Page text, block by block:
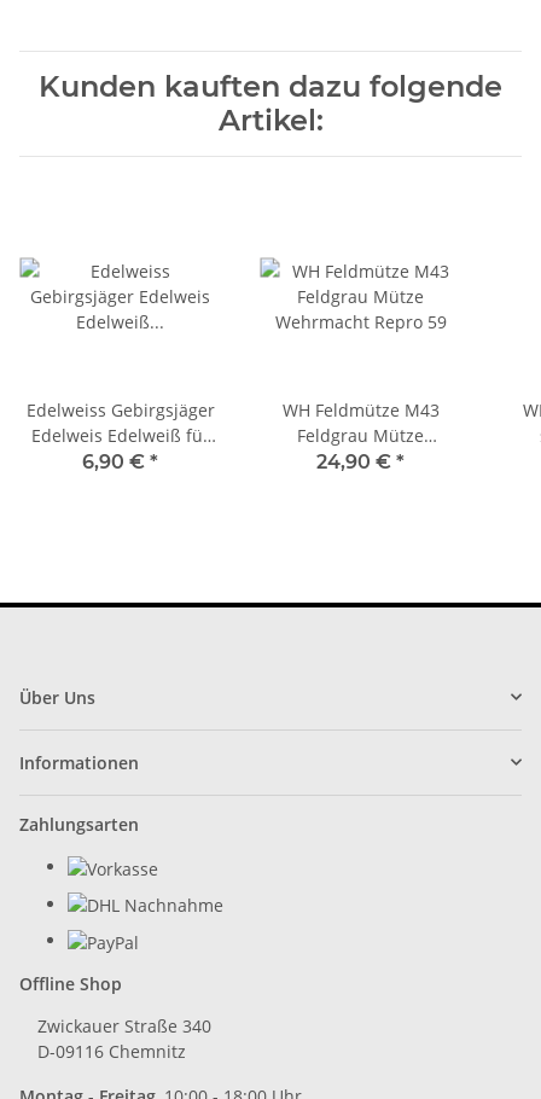
Kunden kauften dazu folgende
Artikel:
Edelweiss Gebirgsjäger
Edelweis Edelweiß für
Bergmütze
6,90 € *
WH Feldmütze M43
Feldgrau Mütze
Wehrmacht Repro 59
24,90 € *
Über Uns
Informationen
Zahlungsarten
Offline Shop
Zwickauer Straße 340
D-09116 Chemnitz